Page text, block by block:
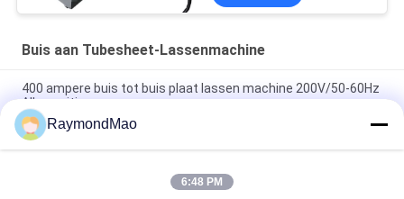
Buis aan Tubesheet-Lassenmachine
400 ampere buis tot buis plaat lassen machine 200V/50-60Hz
Alle positie
Automatische buis-naar-buis plaat lassen machine 0-360°
Lashoek 6-114mm Lasdiabereik
Automatische tubsweismachine met knoppen en
RaymondMao
6:48 PM